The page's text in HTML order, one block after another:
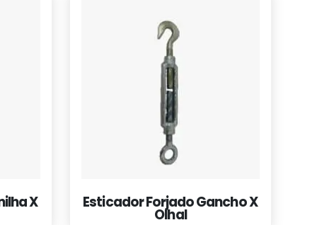
X Esticador Forjado Gancho X
Olhal